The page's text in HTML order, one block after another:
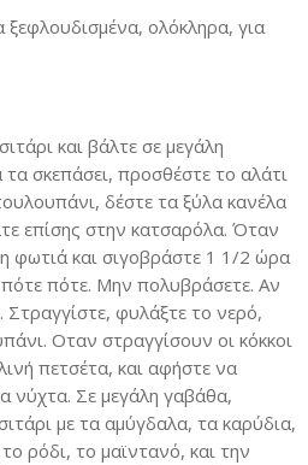
ολόκληρα, για
και βάλτε σε μεγάλη
σκεπάσει, προσθέστε το αλάτι
δέστε τα ξύλα κανέλα
επίσης στην κατσαρόλα. Όταν
φωτιά και σιγοβράστε 1 1/2 ώρα
πότε. Μην πολυβράσετε. Αν
Στραγγίστε, φυλάξτε το νερό,
Οταν στραγγίσουν οι κόκκοι
πετσέτα, και αφήστε να
νύχτα. Σε μεγάλη γαβάθα,
με τα αμύγδαλα, τα καρύδια,
ρόδι, το μαϊντανό, και την